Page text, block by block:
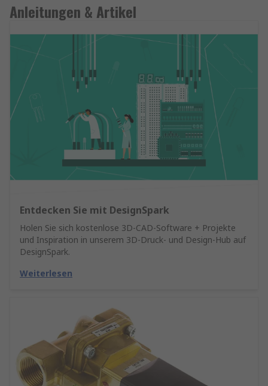
Anleitungen & Artikel
Entdecken Sie mit DesignSpark
Holen Sie sich kostenlose 3D-CAD-Software + Projekte
und Inspiration in unserem 3D-Druck- und Design-Hub auf
DesignSpark.
Weiterlesen